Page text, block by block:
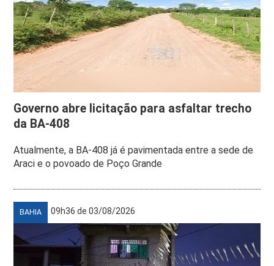
Governo abre licitação para asfaltar trecho
da BA-408
Atualmente, a BA-408 já é pavimentada entre a sede de
Araci e o povoado de Poço Grande
BAHIA 09h36 de 03/08/2026